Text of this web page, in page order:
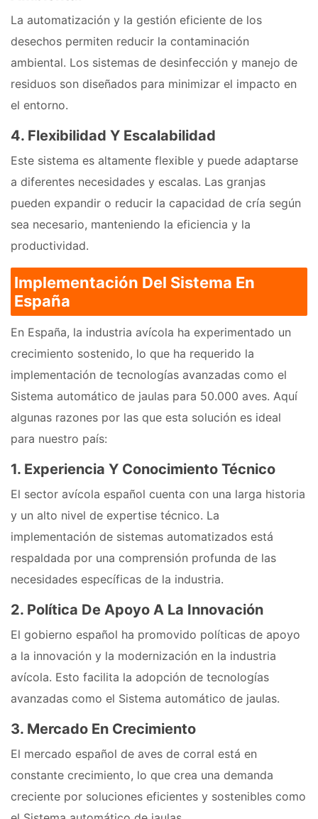
La automatización y la gestión eficiente de los
desechos permiten reducir la contaminación
ambiental. Los sistemas de desinfección y manejo de
residuos son diseñados para minimizar el impacto en
el entorno.
4. Flexibilidad Y Escalabilidad
Este sistema es altamente flexible y puede adaptarse
a diferentes necesidades y escalas. Las granjas
pueden expandir o reducir la capacidad de cría según
sea necesario, manteniendo la eficiencia y la
productividad.
Implementación Del Sistema En
España
En España, la industria avícola ha experimentado un
crecimiento sostenido, lo que ha requerido la
implementación de tecnologías avanzadas como el
Sistema automático de jaulas para 50.000 aves. Aquí
algunas razones por las que esta solución es ideal
para nuestro país:
1. Experiencia Y Conocimiento Técnico
El sector avícola español cuenta con una larga historia
y un alto nivel de expertise técnico. La
implementación de sistemas automatizados está
respaldada por una comprensión profunda de las
necesidades específicas de la industria.
2. Política De Apoyo A La Innovación
El gobierno español ha promovido políticas de apoyo
a la innovación y la modernización en la industria
avícola. Esto facilita la adopción de tecnologías
avanzadas como el Sistema automático de jaulas.
3. Mercado En Crecimiento
El mercado español de aves de corral está en
constante crecimiento, lo que crea una demanda
creciente por soluciones eficientes y sostenibles como